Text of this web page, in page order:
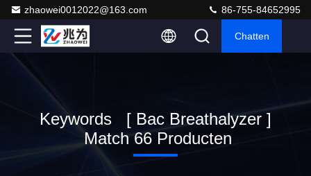
zhaowei0012022@163.com 86-755-84652995
Chatten
Keywords [ Bac Breathalyzer ]
Match 66 Producten